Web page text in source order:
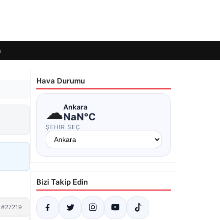
#27219
Hava Durumu
☁Ankara
NaN°C
ŞEHIR SEÇ
Bizi Takip Edin